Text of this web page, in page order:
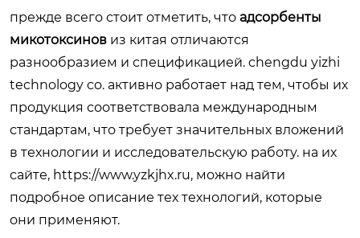
прежде всего стоит отметить, что адсорбенты
микотоксинов из китая отличаются
разнообразием и спецификацией. chengdu yizhi
technology co. активно работает над тем, чтобы их
продукция соответствовала международным
стандартам, что требует значительных вложений
в технологии и исследовательскую работу. на их
сайте, https://www.yzkjhx.ru, можно найти
подробное описание тех технологий, которые
они применяют.